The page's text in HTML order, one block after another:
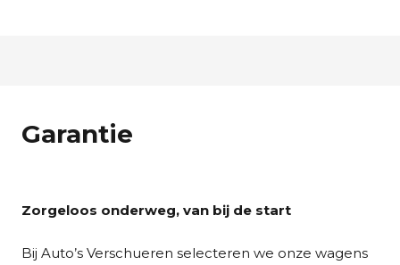
Garantie
Zorgeloos onderweg, van bij de start
Bij Auto’s Verschueren selecteren we onze wagens